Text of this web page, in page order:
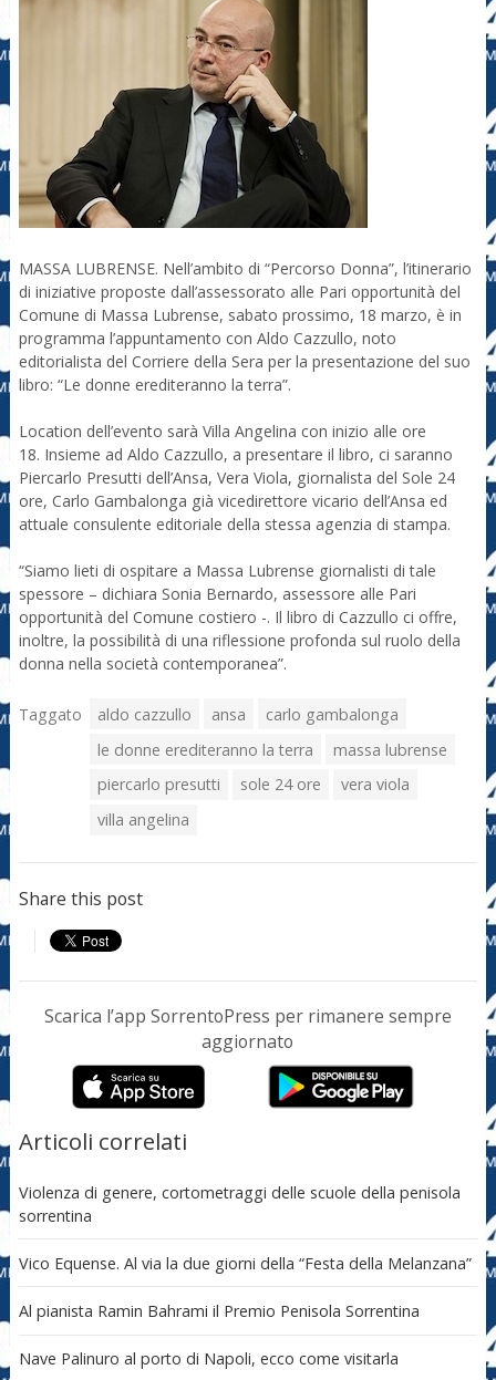
MASSA LUBRENSE. Nell’ambito di “Percorso Donna”, l’itinerario
di iniziative proposte dall’assessorato alle Pari opportunità del
Comune di Massa Lubrense, sabato prossimo, 18 marzo, è in
programma l’appuntamento con Aldo Cazzullo, noto
editorialista del Corriere della Sera per la presentazione del suo
libro: “Le donne erediteranno la terra”.
Location dell’evento sarà Villa Angelina con inizio alle ore
18. Insieme ad Aldo Cazzullo, a presentare il libro, ci saranno
Piercarlo Presutti dell’Ansa, Vera Viola, giornalista del Sole 24
ore, Carlo Gambalonga già vicedirettore vicario dell’Ansa ed
attuale consulente editoriale della stessa agenzia di stampa.
“Siamo lieti di ospitare a Massa Lubrense giornalisti di tale
spessore – dichiara Sonia Bernardo, assessore alle Pari
opportunità del Comune costiero -. Il libro di Cazzullo ci offre,
inoltre, la possibilità di una riflessione profonda sul ruolo della
donna nella società contemporanea”.
Taggato aldo cazzullo ansa
carlo gambalonga
le donne erediteranno la terra
massa lubrense
piercarlo presutti
sole 24 ore
vera viola
villa angelina
Share this post
Scarica l’app SorrentoPress per rimanere sempre
aggiornato
Articoli correlati
Violenza di genere, cortometraggi delle scuole della penisola
sorrentina
Vico Equense. Al via la due giorni della “Festa della Melanzana”
Al pianista Ramin Bahrami il Premio Penisola Sorrentina
Nave Palinuro al porto di Napoli, ecco come visitarla